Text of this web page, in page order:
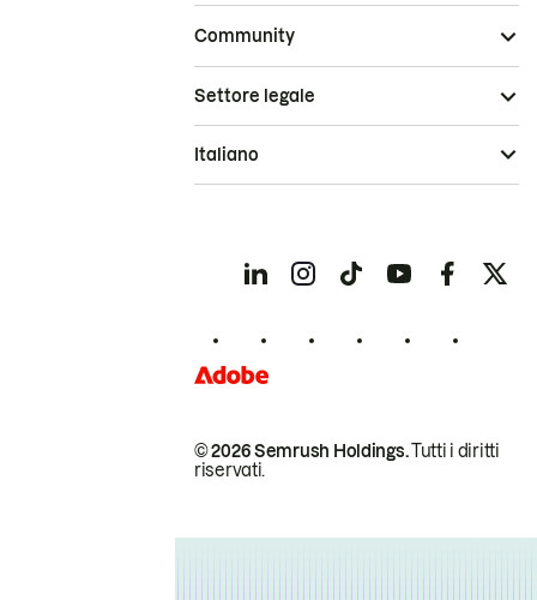
Community
© 2026 Semrush Holdings.Tutti i diritti
riservati.
Settore legale
Italiano